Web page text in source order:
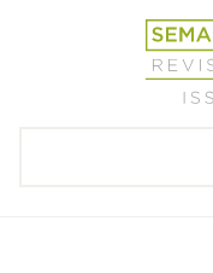
Revista
Científica
Semana